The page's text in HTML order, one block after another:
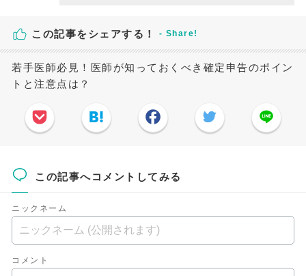
この記事をシェアする！
若手医師必見！医師が知っておくべき確定申告のポイン
トと注意点は？
この記事へコメントしてみる
ニックネーム
コメント